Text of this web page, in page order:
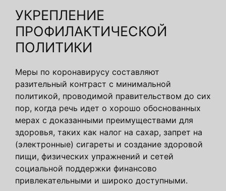
УКРЕПЛЕНИЕ
ПРОФИЛАКТИЧЕСКОЙ
ПОЛИТИКИ
Меры по коронавирусу составляют
разительный контраст с минимальной
политикой, проводимой правительством до сих
пор, когда речь идет о хорошо обоснованных
мерах с доказанными преимуществами для
здоровья, таких как налог на сахар, запрет на
(электронные) сигареты и создание здоровой
пищи, физических упражнений и сетей
социальной поддержки финансово
привлекательными и широко доступными.